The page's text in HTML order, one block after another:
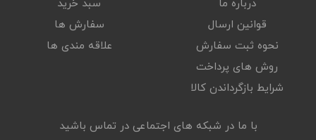
درباره ما
قوانین ارسال
نحوه ثبت سفارش
روش های پرداخت
شرایط بازگرداندن کالا
سبد خرید
سفارش ها
علاقه مندی ها
با ما در شبکه های اجتماعی در تماس باشید